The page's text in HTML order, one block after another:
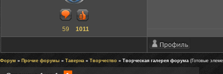
59 1011
Форум » Прочие форумы » Таверна » Творчество » Творческая галерея форума (Готовые